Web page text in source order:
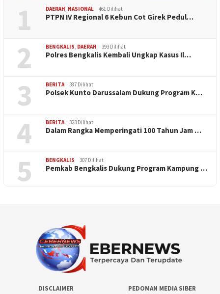
1 DAERAH NASIONAL 461 Dilihat
PTPN IV Regional 6 Kebun Cot Girek Pedul…
2 BENGKALIS DAERAH 393 Dilihat
Polres Bengkalis Kembali Ungkap Kasus Il…
3 BERITA 387 Dilihat
Polsek Kunto Darussalam Dukung Program K…
4 BERITA 323 Dilihat
Dalam Rangka Memperingati 100 Tahun Jam …
5 BENGKALIS 307 Dilihat
Pemkab Bengkalis Dukung Program Kampung …
DISCLAIMER PEDOMAN MEDIA SIBER